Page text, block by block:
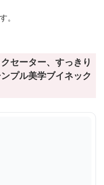
。
セーター、すっきり
プル美学ブイネック